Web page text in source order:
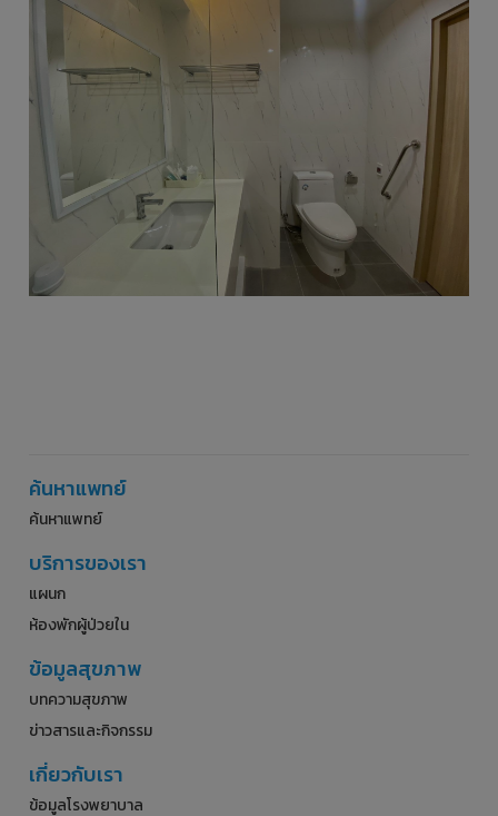
ค้นหาแพทย์
ค้นหาแพทย์
บริการของเรา
แผนก
ห้องพักผู้ป่วยใน
ข้อมูลสุขภาพ
บทความสุขภาพ
ข่าวสารและกิจกรรม
เกี่ยวกับเรา
ข้อมูลโรงพยาบาล